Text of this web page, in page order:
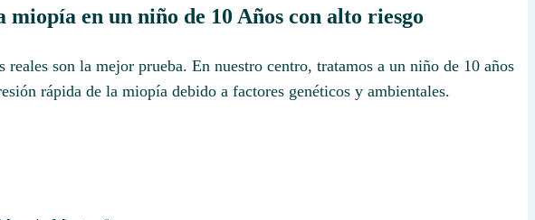
en un niño de 10 Años con alto riesgo
reales son la mejor prueba. En nuestro centro, tratamos a un niño de 10 años
rápida de la miopía debido a factores genéticos y ambientales.